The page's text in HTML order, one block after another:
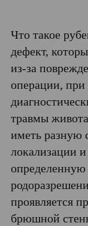
Что такое
дефект,
из-за
операции,
травмы
иметь разную
локализации
определенную
проявляется
брюшной